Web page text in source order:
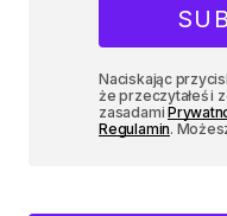
Naciskając
że przeczytałeś i
zasadami
Regulamin.